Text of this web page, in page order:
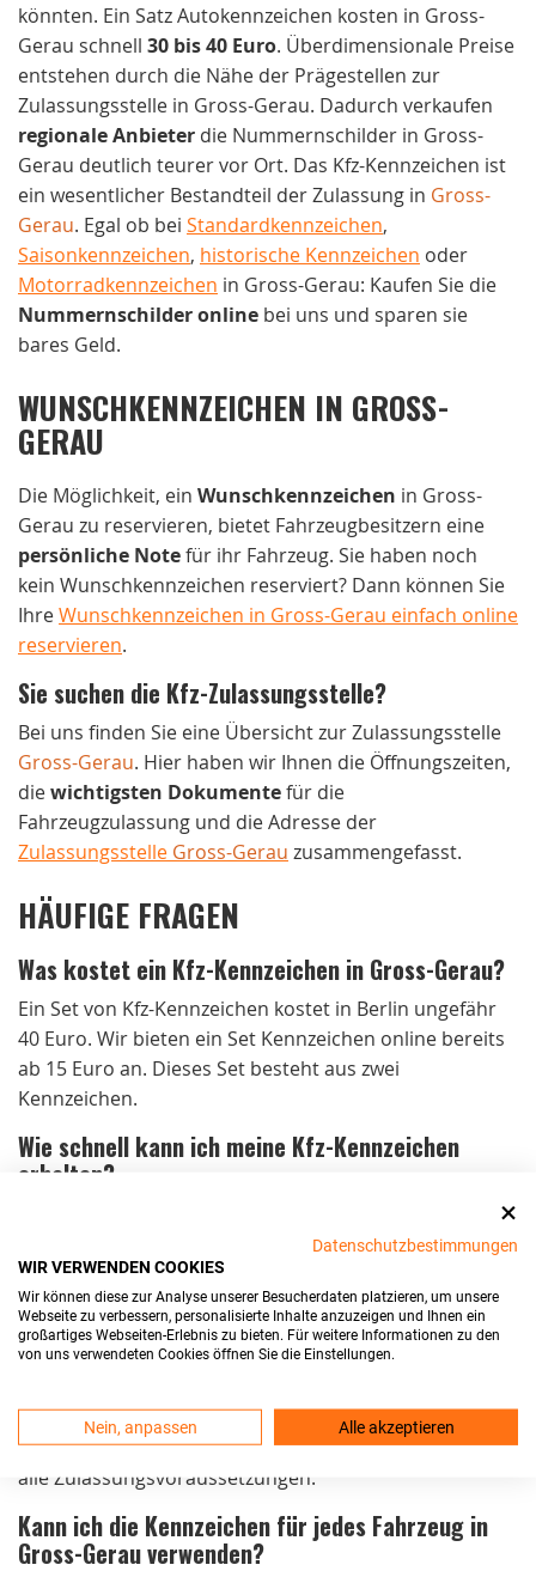
könnten. Ein Satz Autokennzeichen kosten in Gross-
Gerau schnell 30 bis 40 Euro. Überdimensionale Preise
entstehen durch die Nähe der Prägestellen zur
Zulassungsstelle in Gross-Gerau. Dadurch verkaufen
regionaleAnbieter die Nummernschilder in Gross-
Gerau deutlich teurer vor Ort. Das Kfz-Kennzeichen ist
ein wesentlicher Bestandteil der Zulassung in Gross-
Gerau. Egal ob bei Standardkennzeichen,
Saisonkennzeichen, historische Kennzeichen oder
Motorradkennzeichen in Gross-Gerau: Kaufen Sie die
Nummernschilder online bei uns und sparen sie
bares Geld.
WUNSCHKENNZEICHEN IN GROSS-
GERAU
Die Möglichkeit, ein Wunschkennzeichen in Gross-
Gerau zu reservieren, bietet Fahrzeugbesitzern eine
persönliche Notefür ihr Fahrzeug. Sie haben noch
kein Wunschkennzeichen reserviert? Dann können Sie
IhreWunschkennzeichen in Gross-Gerau einfach online
reservieren.
Sie suchen die Kfz-Zulassungsstelle?
Bei uns finden Sie eine Übersicht zur Zulassungsstelle
Gross-Gerau. Hier haben wir Ihnen die Öffnungszeiten,
diewichtigsten Dokumentefür die
Fahrzeugzulassung und die Adresse der
Zulassungsstelle Gross-Gerau zusammengefasst.
HÄUFIGE FRAGEN
Was kostet ein Kfz-Kennzeichen in Gross-Gerau?
Ein Set von Kfz-Kennzeichen kostet in Berlin ungefähr
40 Euro. Wir bieten ein Set Kennzeichen online bereits
ab 15 Euro an. Dieses Set besteht aus zwei
Kennzeichen.
Wie schnell kann ich meine Kfz-Kennzeichen
erhalten?
Donnerstag und bis 14 Uhr am Freitag versenden wir
die Kennzeichen noch am selben Tag. Der Versand ist
kostenlos und die Lieferung erfolgt in der Regel
innerhalb von 24 Stunden.
zulassungsfähig?
Ja, unsere Kennzeichen sind DIN-zertifiziert und erfüllen
alle Zulassungsvoraussetzungen.
Kann ich die Kennzeichen für jedes Fahrzeug in
Gross-Gerau verwenden?
Datenschutzbestimmungen
WIR VERWENDEN COOKIES
Wir können diese zur Analyse unserer Besucherdaten platzieren, um unsere
Webseite zu verbessern, personalisierte Inhalte anzuzeigen und Ihnen ein
großartiges Webseiten-Erlebnis zu bieten. Für weitere Informationen zu den
von uns verwendeten Cookies öffnen Sie die Einstellungen.
Nein, anpassen Alle akzeptieren